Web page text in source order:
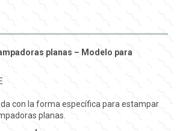
planas – Modelo para
con la forma específica para estampar
planas.